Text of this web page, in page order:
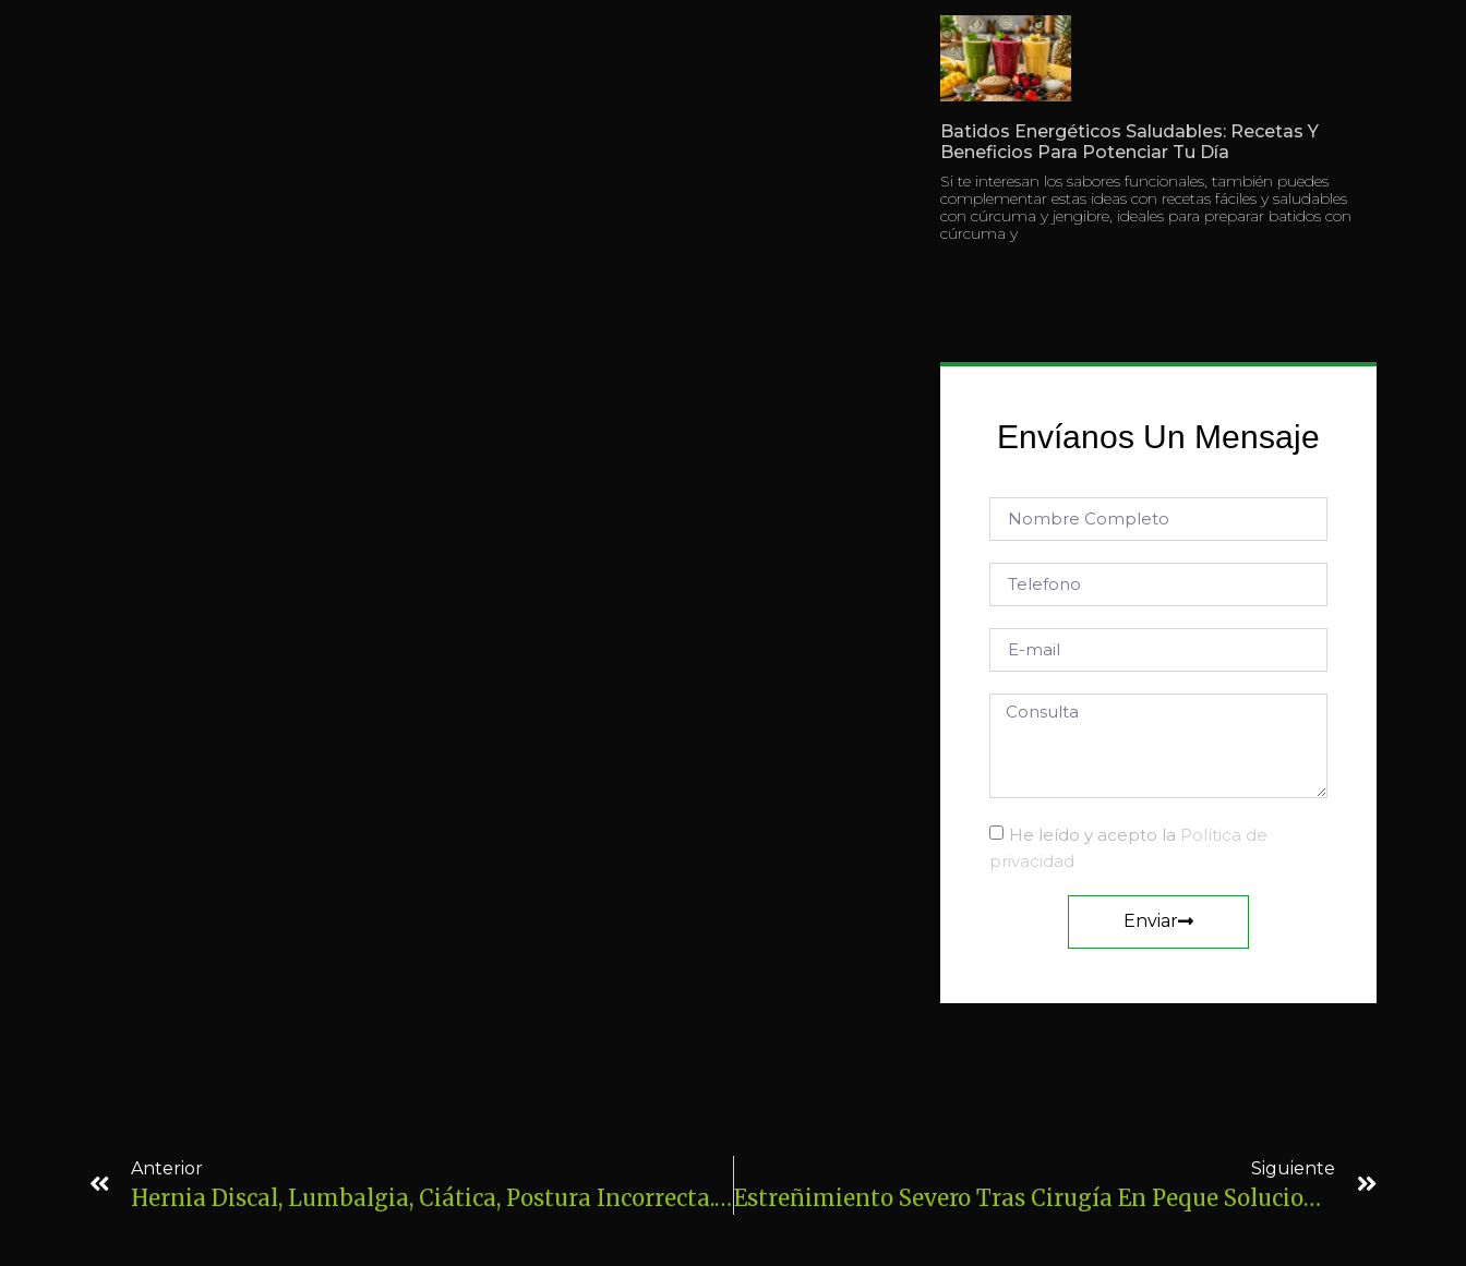
Batidos Energéticos Saludables: Recetas Y
Beneficios Para Potenciar Tu Día
Si te interesan los sabores funcionales, también puedes
complementar estas ideas con recetas fáciles y saludables
con cúrcuma y jengibre, ideales para preparar batidos con
cúrcuma y
Envíanos Un Mensaje
He leído y acepto la Política de
privacidad
Enviar
Anterior
Hernia Discal, Lumbalgia, Ciática, Postura Incorrecta. 3 Sesiones De Fisioterapia, Osteopatía
Siguiente
Estreñimiento Severo Tras Cirugía En Peque Solucionado En Una Sesión De Osteopatía